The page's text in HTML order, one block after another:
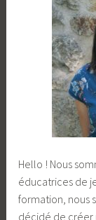
Hello ! Nous
éducatrices de
formation, nous
décidé de créer